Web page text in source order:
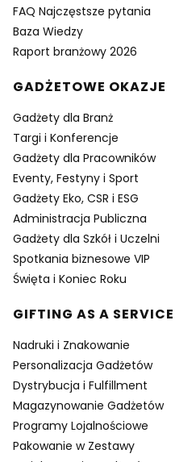
FAQ Najczęstsze pytania
Baza Wiedzy
Raport branżowy 2026
GADŻETOWE OKAZJE
Gadżety dla Branż
Targi i Konferencje
Gadżety dla Pracowników
Eventy, Festyny i Sport
Gadżety Eko, CSR i ESG
Administracja Publiczna
Gadżety dla Szkół i Uczelni
Spotkania biznesowe VIP
Święta i Koniec Roku
GIFTING AS A SERVICE
Nadruki i Znakowanie
Personalizacja Gadżetów
Dystrybucja i Fulfillment
Magazynowanie Gadżetów
Programy Lojalnościowe
Pakowanie w Zestawy